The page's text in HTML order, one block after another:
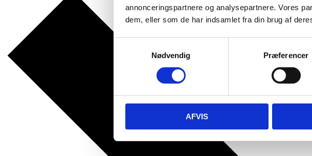
annonceringspartnere og analysepartnere. Vores
dem, eller som de har indsamlet fra din brug af
Nødvendig
Præferencer
AFVIS